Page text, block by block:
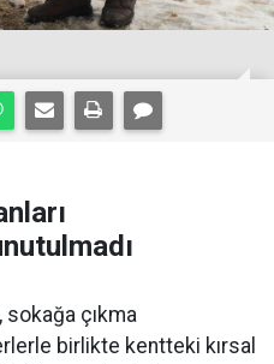
çıkma
birlikte kentteki kırsal